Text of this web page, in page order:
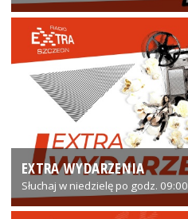
EXTRA WYDARZENIA
Słuchaj w niedzielę po godz. 09:00